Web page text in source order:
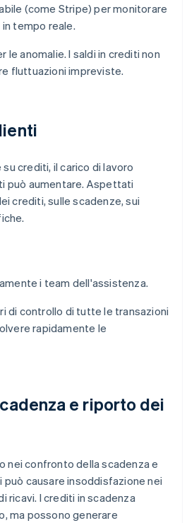
(come Stripe) per monitorare
tempo reale.
le anomalie. I saldi in crediti non
fluttuazioni impreviste.
crediti, il carico di lavoro
può aumentare. Aspettati
crediti, sulle scadenze, sui
i team dell'assistenza.
di controllo di tutte le transazioni
rapidamente le
e riporto dei
nei confronto della scadenza e
causare insoddisfazione nei
ricavi. I crediti in scadenza
ma possono generare